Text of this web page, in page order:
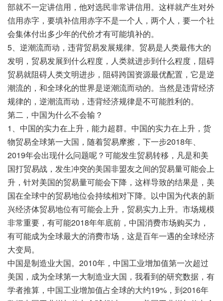
部就不一定讲信用，他对选民非常讲信用。这样就产生对外
信用赤字，要填补信用赤字不是一个人，两个人，要一个社
会集体付出多少年的代价才有可能填补的。
5、逆潮流而动，违背贸易发展规律。贸易是人类最伟大的
发明，贸易发展到什么程度，人类就进步到什么程度，阻碍
贸易就阻碍人类文明进步，阻碍跨国资源最优配置，它是逆
潮流的，和全球化的世界是逆潮流而动的。当然是违背经济
规律的，逆潮流而动，违背经济规律是不可能胜利的。
第二，中国为什么不会输？
1、中国的实力在上升，能力超群。中国的实力在上升，货
物贸易全球第一大国，随着贸易摩擦，下一步2018年、
2019年会出现什么问题呢？可能发生贸易转移，凡是和美
国打贸易战，发生冲突的美国非盟友之间的贸易量可能会上
升，针对美国的贸易量可能会下降，这样导致的结果是，美
国在全球中的贸易地位会持续相对下降。以中国为代表的新
兴经济体贸易地位有可能会上升，贸易实力上升。市场规模
非常重要，有可能2018年年底前，中国消费市场购买力，
有可能成为全球最大的消费市场，这是百年一遇的全球经济
大变局。
中国是制造业大国。2010年，中国工业增加值第一次超过
美国，成为全球第一大制造业大国，我看到的研究数据，有
学者推算，中国工业增加值占全球的大约19%，到2016年